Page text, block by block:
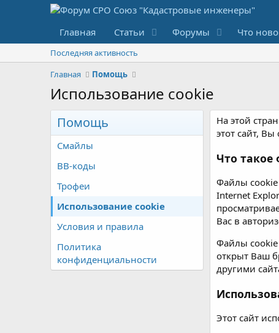
Главная Статьи Форумы Что
Последняя активность
Главная
Помощь
Использование cookie
Помощь
Смайлы
BB-коды
Трофеи
Использование cookie
Условия и правила
Политика
конфиденциальности
На этой
этот сайт,
Что такое
Файлы cookie
Internet
Вас в
Файлы cookie
открыт Ваш
другими
Этот сайт